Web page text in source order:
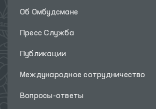
Об Омбудсмане
Пресс Служба
Публикации
Международное сотрудничество
Вопросы-ответы